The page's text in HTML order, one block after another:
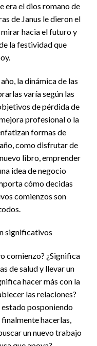
era el dios romano de
de Janus le dieron el
hacia el futuro y
la festividad que
la dinámica de las
varía según las
de pérdida de
profesional o la
formas de
como disfrutar de
libro, emprender
idea de negocio
cómo decidas
comienzos son
significativos
comienzo? ¿Significa
de salud y llevar un
hacer más con la
las relaciones?
estado posponiendo
hacerlas,
un nuevo trabajo